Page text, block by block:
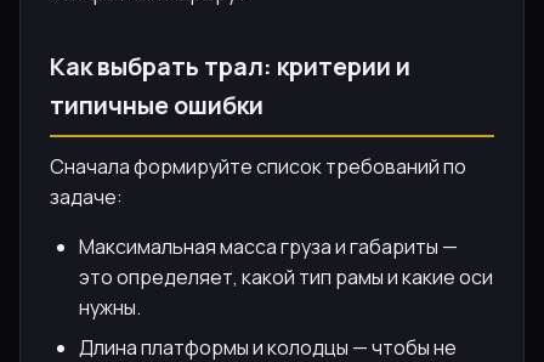
Как выбрать трал: критерии и
типичные ошибки
Сначала формируйте список требований по
задаче:
Максимальная масса груза и габариты —
это определяет, какой тип рамы и какие оси
нужны.
Длина платформы и колодцы — чтобы не